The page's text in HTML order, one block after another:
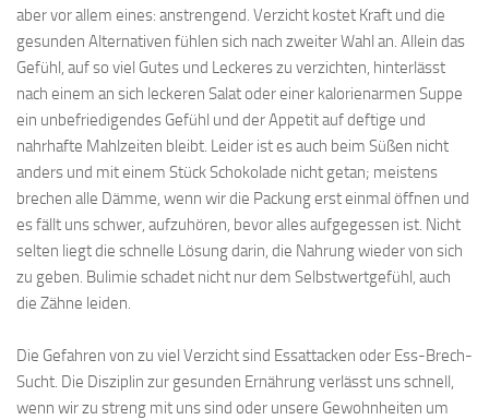
aber vor allem eines: anstrengend. Verzicht kostet Kraft und die
gesunden Alternativen fühlen sich nach zweiter Wahl an. Allein das
Gefühl, auf so viel Gutes und Leckeres zu verzichten, hinterlässt
nach einem an sich leckeren Salat oder einer kalorienarmen Suppe
ein unbefriedigendes Gefühl und der Appetit auf deftige und
nahrhafte Mahlzeiten bleibt. Leider ist es auch beim Süßen nicht
anders und mit einem Stück Schokolade nicht getan; meistens
brechen alle Dämme, wenn wir die Packung erst einmal öffnen und
es fällt uns schwer, aufzuhören, bevor alles aufgegessen ist. Nicht
selten liegt die schnelle Lösung darin, die Nahrung wieder von sich
zu geben. Bulimie schadet nicht nur dem Selbstwertgefühl, auch
die Zähne leiden.
Die Gefahren von zu viel Verzicht sind Essattacken oder Ess-Brech-
Sucht. Die Disziplin zur gesunden Ernährung verlässt uns schnell,
wenn wir zu streng mit uns sind oder unsere Gewohnheiten um